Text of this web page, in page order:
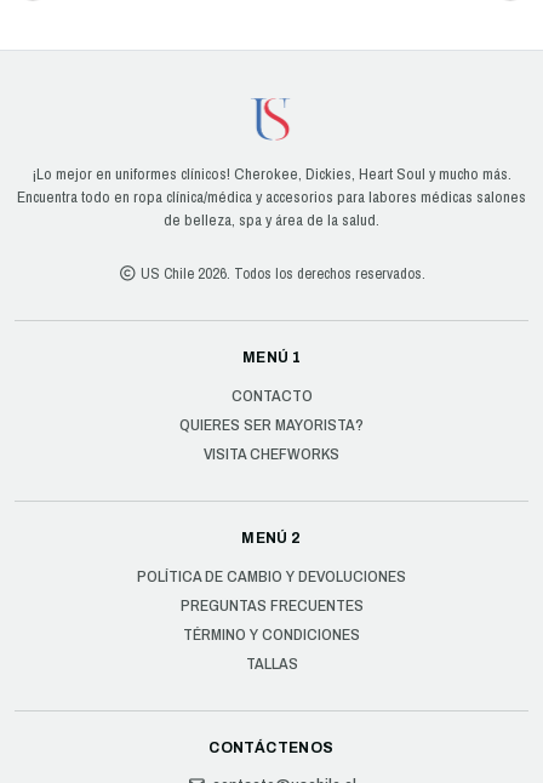
¡Lo mejor en uniformes clínicos! Cherokee, Dickies, Heart Soul y mucho más.
Encuentra todo en ropa clínica/médica y accesorios para labores médicas salones
de belleza, spa y área de la salud.
US Chile 2026. Todos los derechos reservados.
MENÚ 1
CONTACTO
QUIERES SER MAYORISTA?
VISITA CHEFWORKS
MENÚ 2
POLÍTICA DE CAMBIO Y DEVOLUCIONES
PREGUNTAS FRECUENTES
TÉRMINO Y CONDICIONES
TALLAS
CONTÁCTENOS